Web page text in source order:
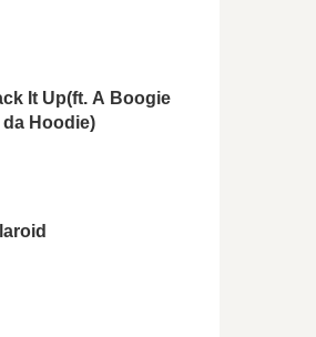
It Up(ft. A Boogie
da Hoodie)